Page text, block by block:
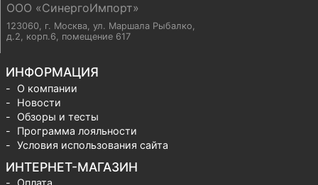
ООО «СинергоИмпорт»
123060, г. Москва, ул. Маршала Рыбалко,
д.2, корп.6, помещение 617
ИНФОРМАЦИЯ
О компании
Новости
Обзоры и тесты
Программа лояльности
Условия использования сайта
ИНТЕРНЕТ-МАГАЗИН
Оплата